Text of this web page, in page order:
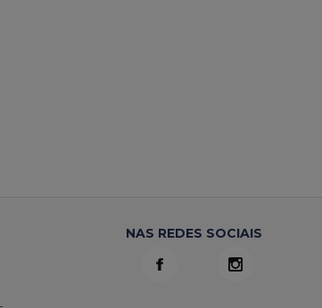
NAS REDES SOCIAIS